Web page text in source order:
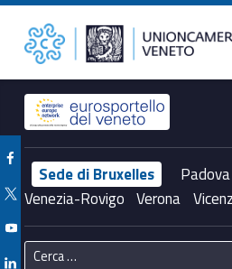
Lettonia – Unioncamere del Veneto
Header info sidebar
Sede di Bruxelles Padova
Venezia-Rovigo Verona
Facebook Unioncamere Veneto
Twitter Unioncamere Veneto
Youtube Unioncamere Veneto
Linkedin Unioncamere Veneto
Ricerca per: